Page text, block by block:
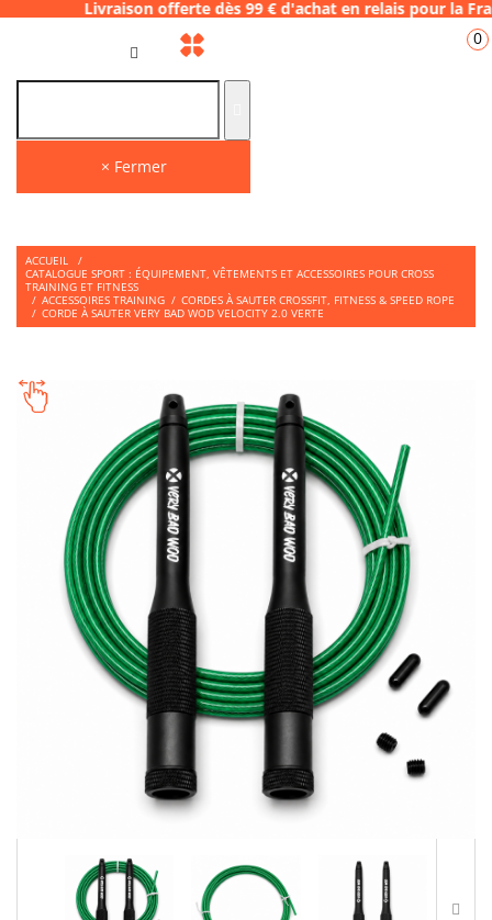
offerte dès 99 € d'achat en relais
× Fermer
0
ACCUEIL
/
CATALOGUE SPORT : ÉQUIPEMENT, VÊTEMENTS ET ACCESSOIRES POUR CROSS
TRAINING ET FITNESS
/ ACCESSOIRES TRAINING / CORDES À SAUTER CROSSFIT, FITNESS & SPEED ROPE
/ CORDE À SAUTER VERY BAD WOD VELOCITY 2.0 VERTE